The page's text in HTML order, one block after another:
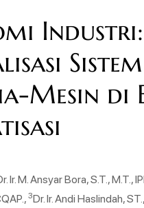
Industri:
Mesin di
Ir. M. Ansyar Bora, S.T., M.T.,
3Dr. Ir. Andi Haslindah,